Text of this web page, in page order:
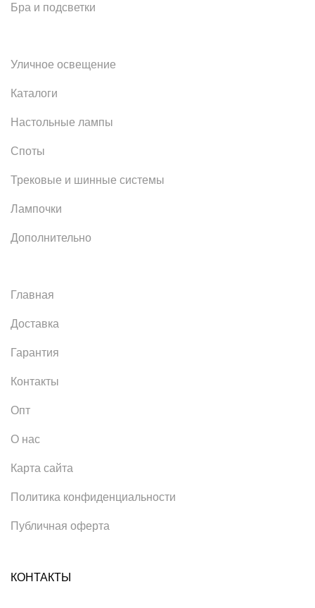
Бра и подсветки
Уличное освещение
Каталоги
Настольные лампы
Споты
Трековые и шинные системы
Лампочки
Дополнительно
Главная
Доставка
Гарантия
Контакты
Опт
О нас
Карта сайта
Политика конфиденциальности
Публичная оферта
КОНТАКТЫ